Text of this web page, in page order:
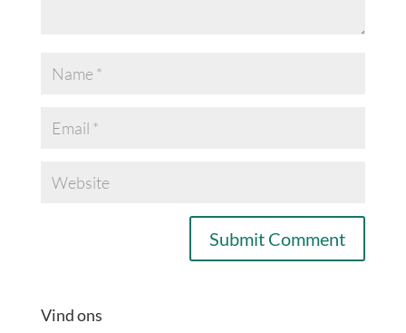
Vind ons